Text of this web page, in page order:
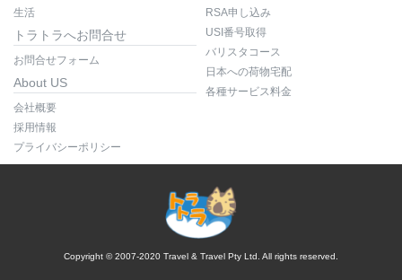
生活
トラトラへお問合せ
お問合せフォーム
About US
会社概要
採用情報
プライバシーポリシー
RSA申し込み
USI番号取得
バリスタコース
日本への荷物宅配
各種サービス料金
Copyright © 2007-2020 Travel & Travel Pty Ltd. All rights reserved.